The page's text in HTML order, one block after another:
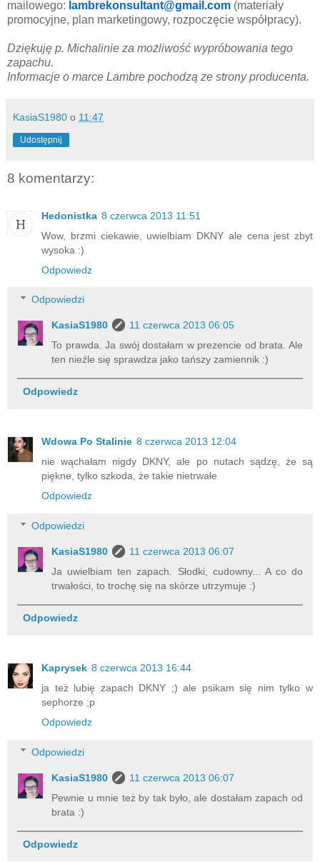
mailowego: lambrekonsultant@gmail.com (materiały
promocyjne, plan marketingowy, rozpoczęcie współpracy).
Dziękuję p. Michalinie za możliwość wypróbowania tego
zapachu.
Informacje o marce Lambre pochodzą ze strony producenta.
KasiaS1980 o 11:47
Udostępnij
8 komentarzy:
Hedonistka 8 czerwca 2013 11:51
Wow, brzmi ciekawie, uwielbiam DKNY ale cena jest zbyt
wysoka :)
Odpowiedz
Odpowiedzi
KasiaS1980
11 czerwca 2013 06:05
To prawda. Ja swój dostałam w prezencie od brata. Ale
ten nieźle się sprawdza jako tańszy zamiennik :)
Odpowiedz
Wdowa Po Stalinie 8 czerwca 2013 12:04
nie wąchałam nigdy DKNY, ale po nutach sądzę, że są
piękne, tylko szkoda, że takie nietrwałe
Odpowiedz
Odpowiedzi
KasiaS1980
11 czerwca 2013 06:07
Ja uwielbiam ten zapach. Słodki, cudowny... A co do
trwałości, to trochę się na skórze utrzymuje :)
Odpowiedz
Kaprysek 8 czerwca 2013 16:44
ja też lubię zapach DKNY ;) ale psikam się nim tylko w
sephorze ;p
Odpowiedz
Odpowiedzi
KasiaS1980
11 czerwca 2013 06:07
Pewnie u mnie też by tak było, ale dostałam zapach od
brata :)
Odpowiedz